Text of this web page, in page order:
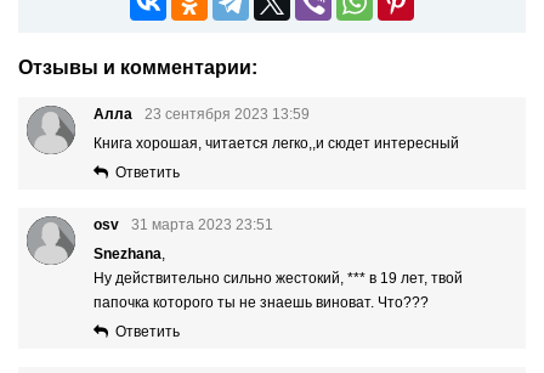
Отзывы и комментарии:
Алла
23 сентября 2023 13:59
Книга хорошая, читается легко,,и сюдет интересный
Ответить
osv
31 марта 2023 23:51
Snezhana,
Ну действительно сильно жестокий, *** в 19 лет, твой
папочка которого ты не знаешь виноват. Что???
Ответить